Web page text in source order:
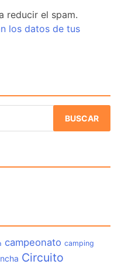
reducir el spam.
los datos de tus
campeonato camping
Circuito